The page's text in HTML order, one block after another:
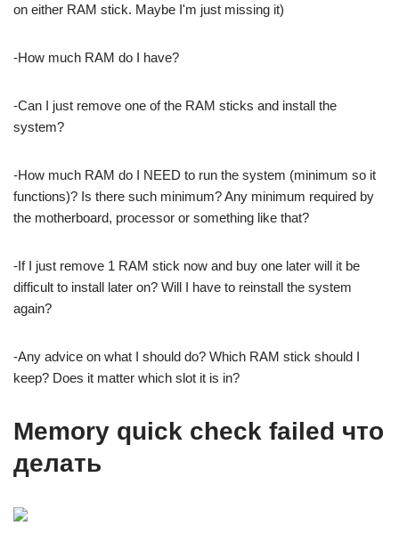
on either RAM stick. Maybe I'm just missing it)
-How much RAM do I have?
-Can I just remove one of the RAM sticks and install the
system?
-How much RAM do I NEED to run the system (minimum so it
functions)? Is there such minimum? Any minimum required by
the motherboard, processor or something like that?
-If I just remove 1 RAM stick now and buy one later will it be
difficult to install later on? Will I have to reinstall the system
again?
-Any advice on what I should do? Which RAM stick should I
keep? Does it matter which slot it is in?
Memory quick check failed что
делать